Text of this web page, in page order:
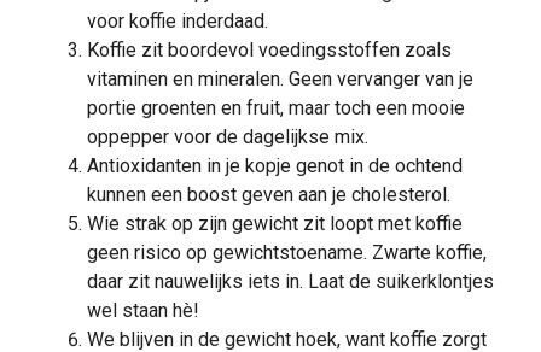
voor koffie inderdaad.
Koffie zit boordevol voedingsstoffen zoals
vitaminen en mineralen. Geen vervanger van je
portie groenten en fruit, maar toch een mooie
oppepper voor de dagelijkse mix.
Antioxidanten in je kopje genot in de ochtend
kunnen een boost geven aan je cholesterol.
Wie strak op zijn gewicht zit loopt met koffie
geen risico op gewichtstoename. Zwarte koffie,
daar zit nauwelijks iets in. Laat de suikerklontjes
wel staan hè!
We blijven in de gewicht hoek, want koffie zorgt